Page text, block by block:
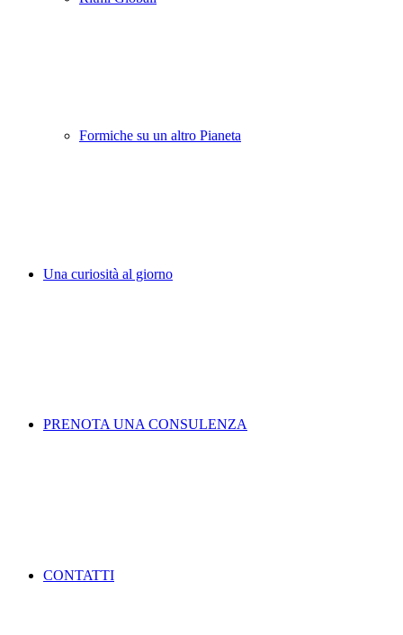
Formiche su un altro Pianeta
Una curiosità al giorno
PRENOTA UNA CONSULENZA
CONTATTI